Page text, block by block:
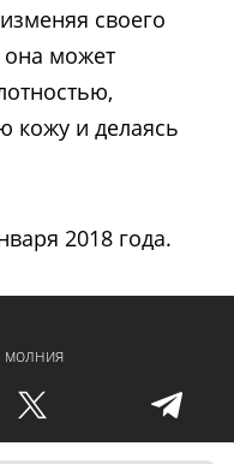
своего
может
кожу и делаясь
2018 года.
молния